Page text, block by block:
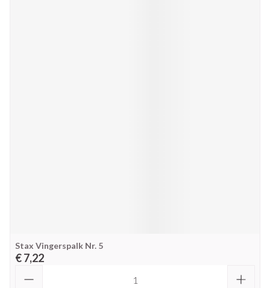
Stax Vingerspalk Nr. 5
€ 7,22